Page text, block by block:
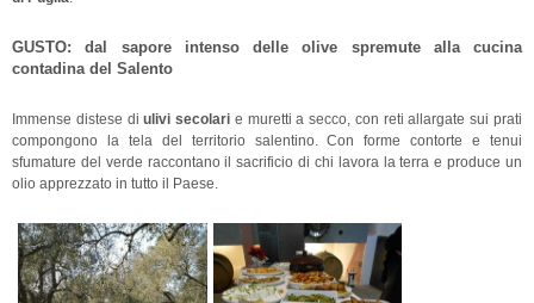
GUSTO: dal sapore intenso delle olive spremute alla cucina
contadina del Salento
Immense distese diulivi secolari e muretti a secco, con reti allargate sui prati
compongono la tela del territorio salentino. Con forme contorte e tenui
sfumature del verde raccontano il sacrificio di chi lavora la terra e produce un
olio apprezzato in tutto il Paese.